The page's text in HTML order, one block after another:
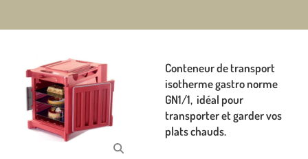
Conteneur de transport
isotherme gastro norme
GN1/1, idéal pour
transporter et garder vos
plats chauds.